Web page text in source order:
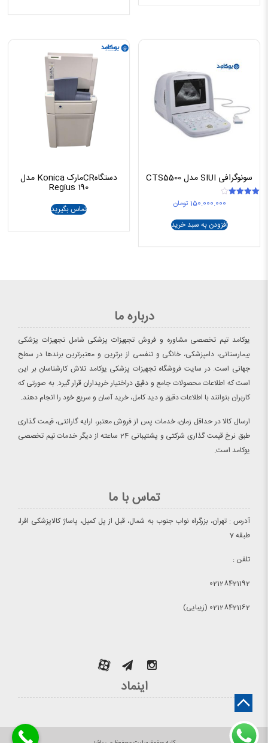
سونوگرافی SIUI مدل CTS5500
150.000.000 تومان
افزودن به سبد خرید
دستگاهCRمارک Konica مدل
Regius 190
تماس بگیرید
درباره ما
یوکامد تیم تخصصی مشاوره و فروش تجهیزات پزشکی شامل تجهیزات پزشکی
بیمارستانی، دامپزشکی، خانگی و تنفسی از برترین و معتبرترین برندها در سطح
جهانی است. در سایت فروشگاه تجهیزات پزشکی یوکامد تلاش کارشناسان بر این
است که اطلاعات محصولات جامع و دقیق دراختیار خریداران قرار گیرد. به صورتی که
کاربران بتوانند با اطلاعات دقیق و دید کامل، خرید آسان و سریع خود را انجام دهند.
ارسال کالا در حداقل زمان، خدمات پس از فروش معتبر، ارایه گارانتی، قیمت گذاری
طبق نرخ قیمت گذاری شرکتی و پشتیبانی 24 ساعته از دیگر خدمات تیم تخصصی
یوکامد است.
تماس با ما
آدرس : تهران، بزرگراه نواب جنوب به شمال، قبل از پل کمیل، پاساژ کالاپزشکی افرا،
طبقه 7
تلفن :
02128421192
02128421162 (زیبایی)
اینماد